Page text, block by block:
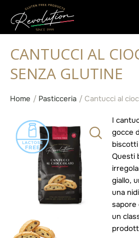
CANTUCCI AL
SENZA GLUTINE
Home / Pasticceria / Cantucci al
I
gocce
biscotti
Questi
giallo,
una
sapore
un